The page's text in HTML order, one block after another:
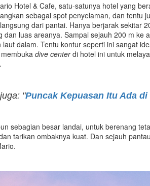
Hotel & Cafe, satu-satunya hotel yang
sebagai spot penyelaman, dan tentu
dari pantai. Hanya berjarak sekitar
dan luas areanya. Sampai sejauh 200 m ke
laut dalam. Tentu kontur seperti ini sangat
dive centerdi hotel ini untuk
"Puncak Kepuasan Itu Ada
sebagian besar landai, untuk berenang
tarikan ombaknya kuat. Dan sejauh